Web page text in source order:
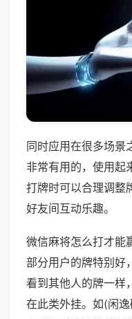
同时应用在很多场景
非常有用的，使用起
打牌时可以合理调整
好友间互动乐趣。
微信麻将怎么打才能
部分用户的牌特别好
看到其他人的牌一样
在此类外挂。如(闲